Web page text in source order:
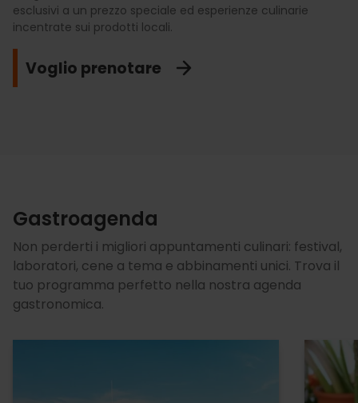
esclusivi a un prezzo speciale ed esperienze culinarie
incentrate sui prodotti locali.
Voglio prenotare
cucinare la migliore paella del mondo. E la cosa migliore è
che potrai vederlo dal vivo. Un evento globale che
Festeggiamolo!
esperienze culinarie con abbinamenti, showcooking e visite
culturali.
Mi iscrivo!
Gastroagenda
Non perderti i migliori appuntamenti culinari: festival,
laboratori, cene a tema e abbinamenti unici. Trova il
tuo programma perfetto nella nostra agenda
gastronomica.